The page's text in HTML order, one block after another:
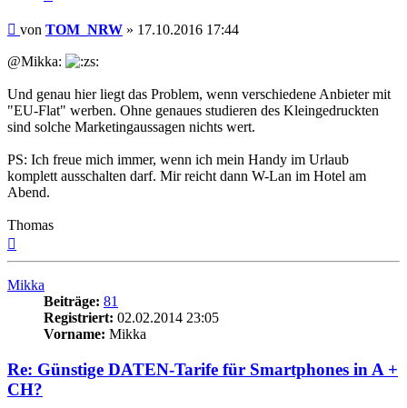
Beitrag
von TOM_NRW » 17.10.2016 17:44
@Mikka:
Und genau hier liegt das Problem, wenn verschiedene Anbieter mit
"EU-Flat" werben. Ohne genaues studieren des Kleingedruckten
sind solche Marketingaussagen nichts wert.
PS: Ich freue mich immer, wenn ich mein Handy im Urlaub
komplett ausschalten darf. Mir reicht dann W-Lan im Hotel am
Abend.
Thomas
Mikka
Beiträge: 81
Registriert: 02.02.2014 23:05
Vorname: Mikka
Re: Günstige DATEN-Tarife für Smartphones in A +
CH?